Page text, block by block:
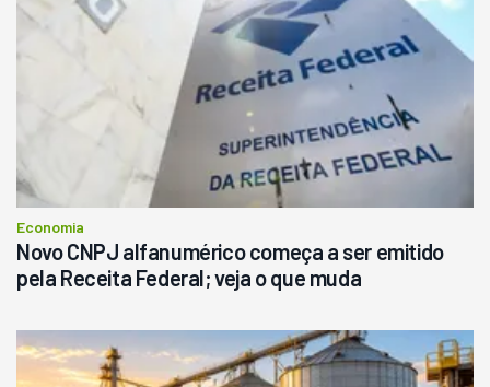
Economia
Novo CNPJ alfanumérico começa a ser emitido
pela Receita Federal; veja o que muda